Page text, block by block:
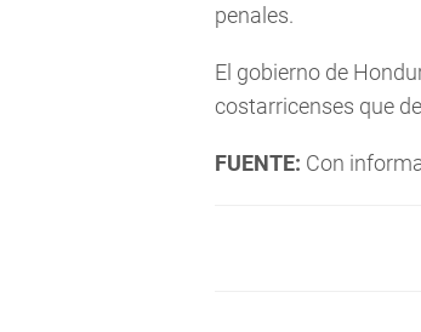
penales.
El gobierno de
costarricenses que
FUENTE: Con